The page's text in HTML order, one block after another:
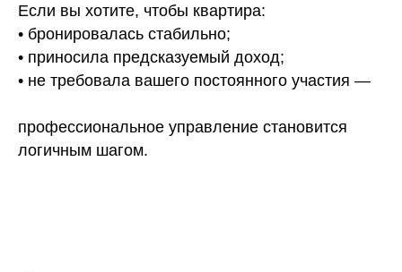
Если вы хотите, чтобы квартира:
• бронировалась стабильно;
• приносила предсказуемый доход;
• не требовала вашего постоянного участия —
профессиональное управление становится
логичным шагом.